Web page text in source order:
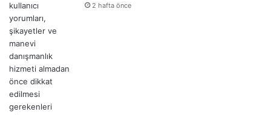
2 hafta önce